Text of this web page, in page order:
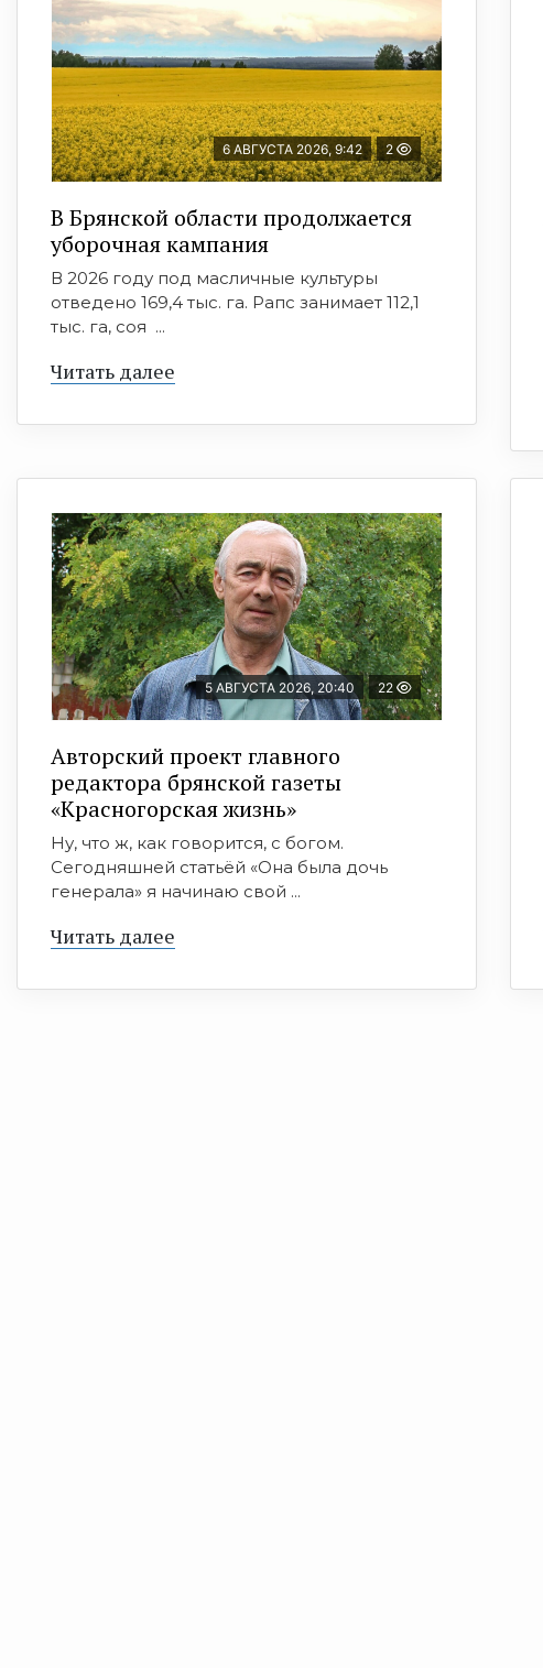
6 АВГУСТА 2026, 9:42 2
В Брянской области продолжается
уборочная кампания
В 2026 году под масличные культуры
отведено 169,4 тыс. га. Рапс занимает 112,1
тыс. га, соя ...
Читать далее
5 АВГУСТА 2026, 20:40 22
Авторский проект главного
редактора брянской газеты
«Красногорская жизнь»
Ну, что ж, как говорится, с богом.
Сегодняшней статьёй «Она была дочь
генерала» я начинаю свой ...
Читать далее